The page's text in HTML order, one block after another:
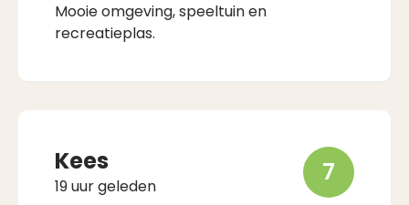
Mooie omgeving, speeltuin en
recreatieplas.
Kees
19 uur geleden 7